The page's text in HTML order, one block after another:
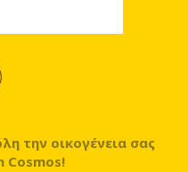
την οικογένεια σας
Cosmos!